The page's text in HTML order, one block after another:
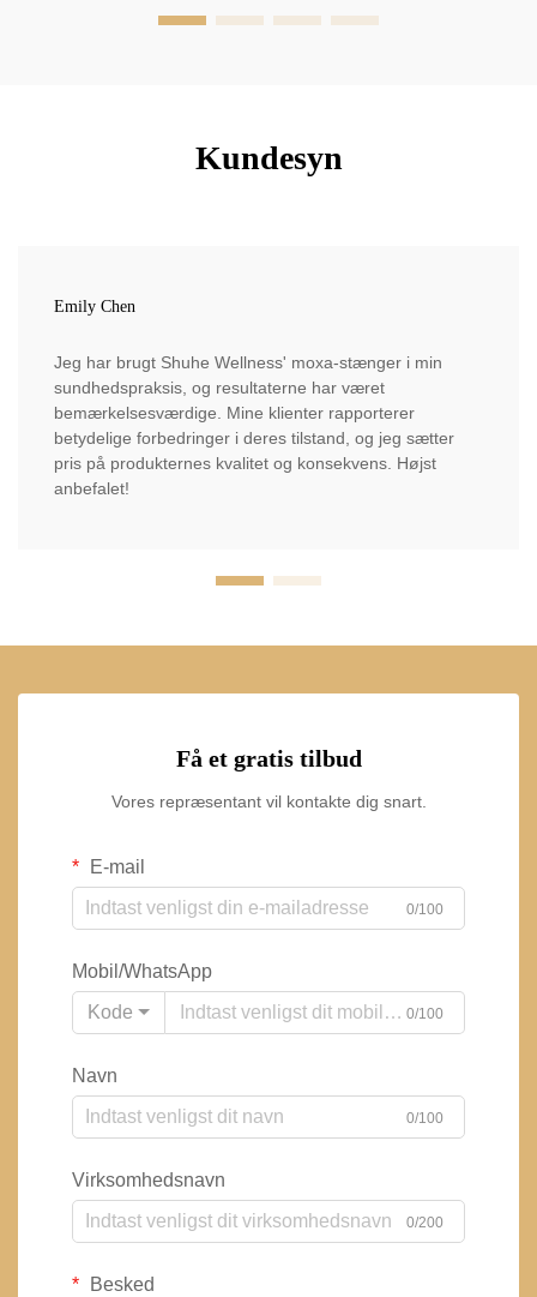
Kundesyn
Emily Chen
Jeg har brugt Shuhe Wellness' moxa-stænger i min
sundhedspraksis, og resultaterne har været
bemærkelsesværdige. Mine klienter rapporterer
betydelige forbedringer i deres tilstand, og jeg sætter
pris på produkternes kvalitet og konsekvens. Højst
anbefalet!
Få et gratis tilbud
Vores repræsentant vil kontakte dig snart.
E-mail
0/100
Mobil/WhatsApp
Kode
0/100
Navn
0/100
Virksomhedsnavn
0/200
Besked